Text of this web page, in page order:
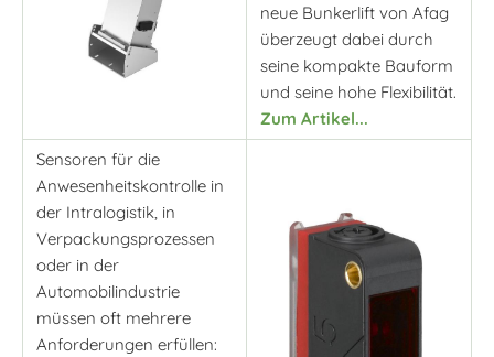
neue Bunkerlift von Afag
überzeugt dabei durch
seine kompakte Bauform
und seine hohe Flexibilität.
Zum Artikel...
Sensoren für die
Anwesenheitskontrolle in
der Intralogistik, in
Verpackungsprozessen
oder in der
Automobilindustrie
müssen oft mehrere
Anforderungen erfüllen: